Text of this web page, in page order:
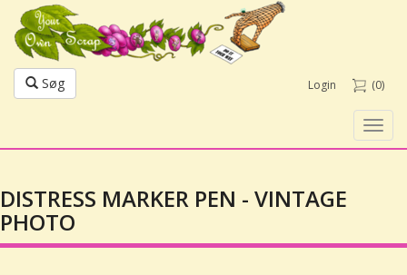
Søg Login (0)
DISTRESS MARKER PEN - VINTAGE
PHOTO